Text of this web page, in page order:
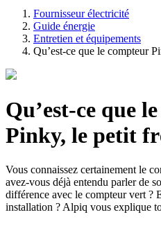
Fournisseur électricité
Guide énergie
Entretien et équipements
Qu’est-ce que le compteur
Qu’est-ce que
Pinky, le petit
Vous connaissez certainement le
avez-vous déjà entendu parler de
différence avec le compteur vert ?
installation ? Alpiq vous explique